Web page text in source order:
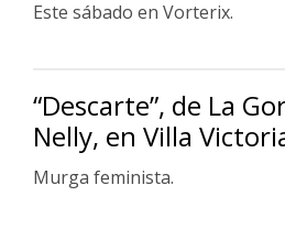
Este sábado en Vorterix.
“Descarte”, de La
Nelly, en Villa
Murga feminista.